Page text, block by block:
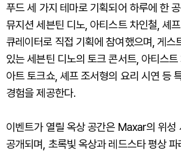
푸드 세 가지 테마로 기획되어 하루에 한
뮤지션 세븐틴 디노, 아티스트 차인철, 셰
큐레이터로 직접 기획에 참여했으며, 게스
있는 세븐틴 디노의 토크 콘서트, 아티스
아트 토크쇼, 셰프 조서형의 요리 시연 등
경험을 제공한다.
이벤트가 열릴 옥상 공간은 Maxar의 위성
공개되며, 초록빛 옥상과 레드스타 평상